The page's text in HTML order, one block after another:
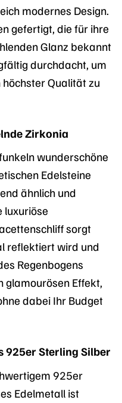
modernes Design.
gefertigt, die für ihre
Glanz bekannt
durchdacht, um
Qualität zu
Zirkonia
wunderschöne
Edelsteine
ähnlich und
luxuriöse
sorgt
reflektiert wird und
Regenbogens
glamourösen Effekt,
dabei Ihr Budget
925er Sterling Silber
925er
Edelmetall ist